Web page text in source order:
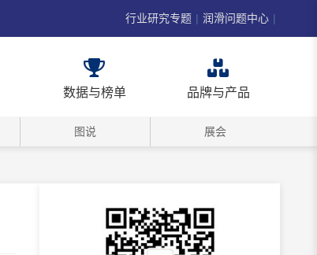
行业研究专题 | 润滑问题中心 |
数据与榜单 品牌与产品
图说 展会